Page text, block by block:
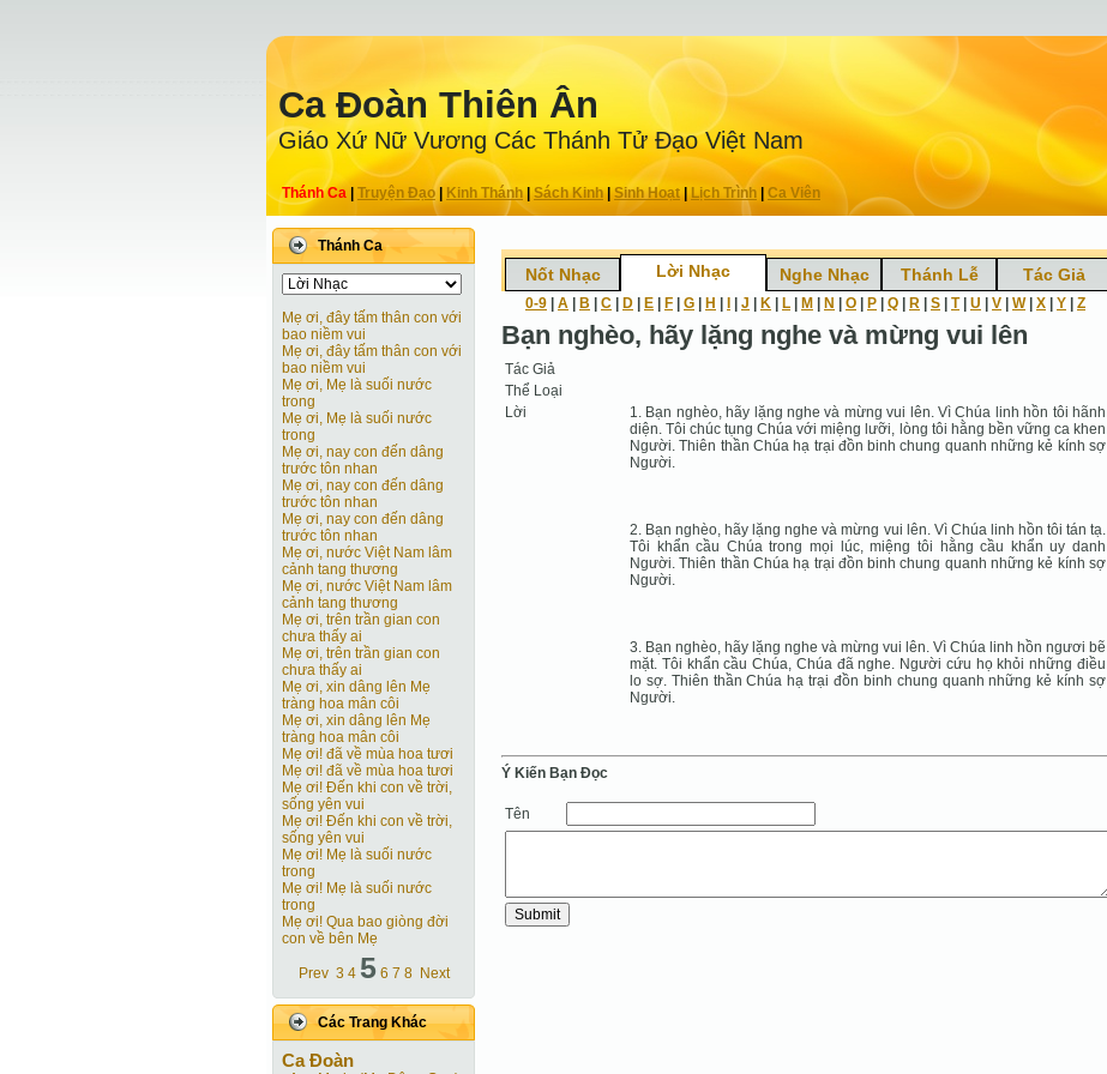
Ca Ðoàn Thiên Ân
Giáo Xứ Nữ Vương Các Thánh Tử Ðạo Việt Nam
Thánh Ca Truyện Ðạo| Kinh Thánh Sách Kinh|Sinh Hoạt| Lịch Trình Ca Viên
Thánh Ca
Mẹ ơi, đây tấm thân con với
bao niềm vui
Mẹ ơi, đây tấm thân con với
bao niềm vui
Mẹ ơi, Mẹ là suối nước
trong
Mẹ ơi, Mẹ là suối nước
trong
Mẹ ơi, nay con đến dâng
trước tôn nhan
Mẹ ơi, nay con đến dâng
trước tôn nhan
Mẹ ơi, nay con đến dâng
trước tôn nhan
Mẹ ơi, nước Việt Nam lâm
cảnh tang thương
Mẹ ơi, nước Việt Nam lâm
cảnh tang thương
Mẹ ơi, trên trần gian con
chưa thấy ai
Mẹ ơi, trên trần gian con
chưa thấy ai
Mẹ ơi, xin dâng lên Mẹ
tràng hoa mân côi
Mẹ ơi, xin dâng lên Mẹ
tràng hoa mân côi
Mẹ ơi! đã về mùa hoa tươi
Mẹ ơi! đã về mùa hoa tươi
Mẹ ơi! Ðến khi con về trời,
sống yên vui
Mẹ ơi! Ðến khi con về trời,
sống yên vui
Mẹ ơi! Mẹ là suối nước
trong
Mẹ ơi! Mẹ là suối nước
trong
Mẹ ơi! Qua bao giòng đời
con về bên Mẹ
Prev 3 4 5 6 7 8 Next
Các Trang Khác
Ca Ðoàn
Nốt Nhạc Lời Nhạc Nghe Nhạc Thánh Lễ Tác Giả
0-9 A B C D E F G H J K L M N O P Q R S T| U V W| X Y Z
Bạn nghèo, hãy lặng nghe và mừng vui lên
Tác Giả
Thể Loại
Lời
1. Bạn nghèo, hãy lặng nghe và mừng vui lên. Vì Chúa linh hồn tôi hãnh
diện. Tôi chúc tụng Chúa với miệng lưỡi, lòng tôi hằng bền vững ca khen
Người. Thiên thần Chúa hạ trại đồn binh chung quanh những kẻ kính sợ
Người.
2. Bạn nghèo, hãy lặng nghe và mừng vui lên. Vì Chúa linh hồn tôi tán tạ.
Tôi khẩn cầu Chúa trong mọi lúc, miệng tôi hằng cầu khẩn uy danh
Người. Thiên thần Chúa hạ trại đồn binh chung quanh những kẻ kính sợ
Người.
3. Bạn nghèo, hãy lặng nghe và mừng vui lên. Vì Chúa linh hồn ngươi bẽ
mặt. Tôi khẩn cầu Chúa, Chúa đã nghe. Người cứu họ khỏi những điều
lo sợ. Thiên thần Chúa hạ trại đồn binh chung quanh những kẻ kính sợ
Người.
Ý Kiến Bạn Ðọc
Tên